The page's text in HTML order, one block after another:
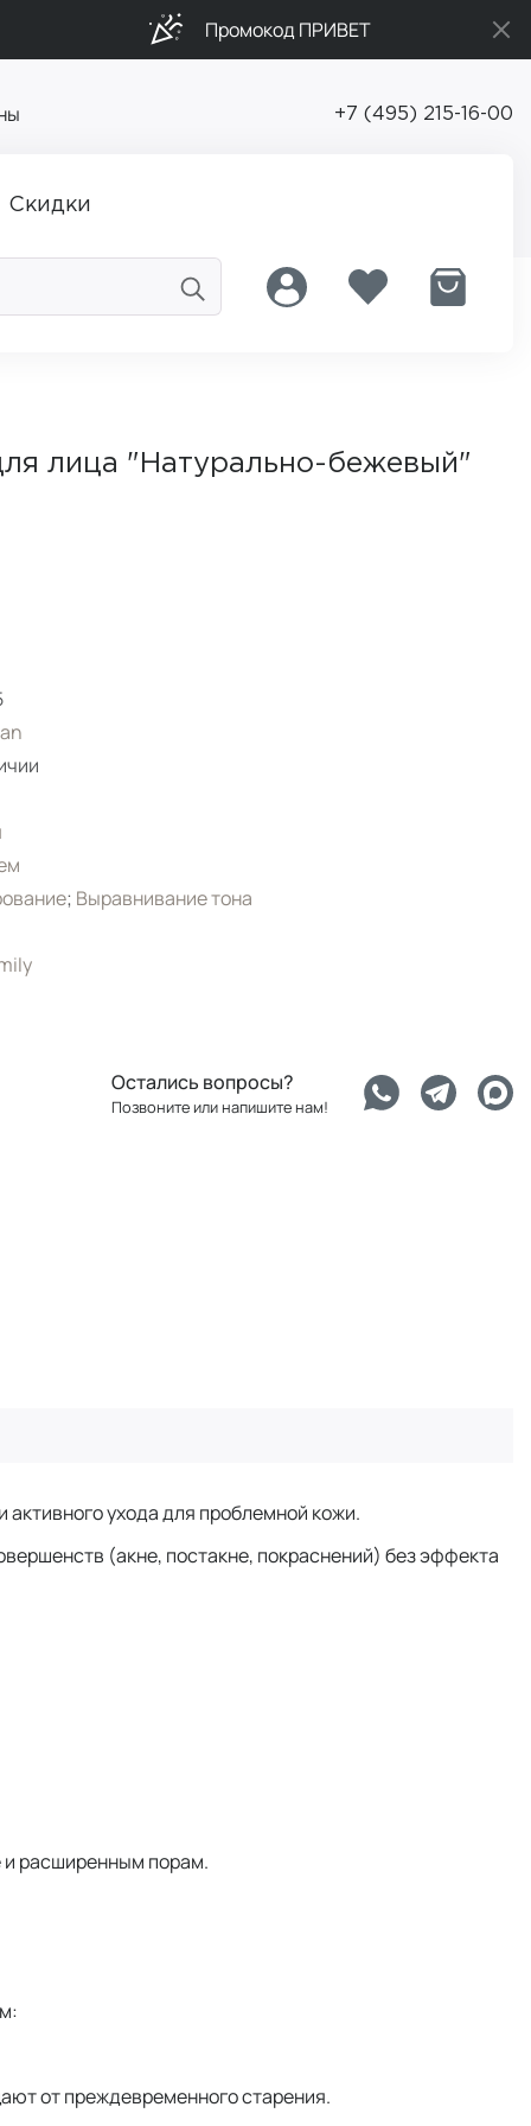
Промокод ПРИВЕТ
+7 (495) 215-16-00
Скидки
лица "Натурально-бежевый"
; Выравнивание тона
Остались вопросы?
Позвоните или напишите нам!
ухода для проблемной кожи.
(акне, постакне, покраснений) без эффекта
и расширенным порам.
от преждевременного старения.